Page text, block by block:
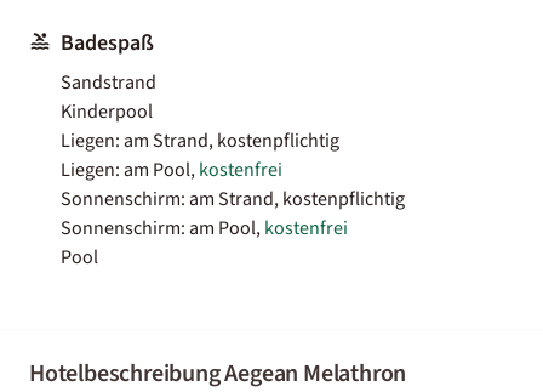
Badespaß
Sandstrand
Kinderpool
Liegen: am Strand, kostenpflichtig
Liegen: am Pool,kostenfrei
Sonnenschirm: am Strand, kostenpflichtig
Sonnenschirm: am Pool,kostenfrei
Pool
Hotelbeschreibung Aegean Melathron